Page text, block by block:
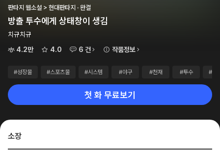
판타지 웹소설 > 현대판타지 · 완결
방출 투수에게 상태창이 생김
치규치규
4.2만
4.0 6 건 작품정보
#성장물 #스포츠물 #시스템 #야구 #천재 #투수 #웹
첫 화 무료보기
소장